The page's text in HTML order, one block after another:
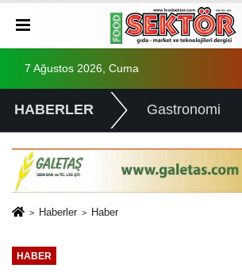
7 Ağustos 2026, Cuma
HABERLER Gastronomi
Haberler Haber
HABER